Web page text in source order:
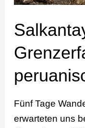
Fünf Tage
erwarteten uns